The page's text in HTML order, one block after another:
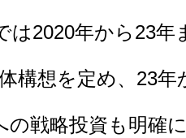
は2020年から23
構想を定め、23
の戦略投資も明確